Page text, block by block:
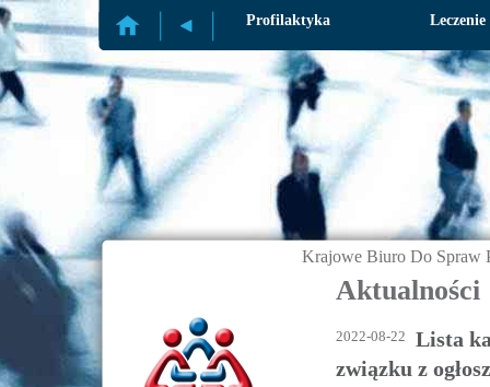
Profilaktyka Leczenie
Krajowe Biuro Do Spraw
Aktualności
2022-08-22
Lista
związku z